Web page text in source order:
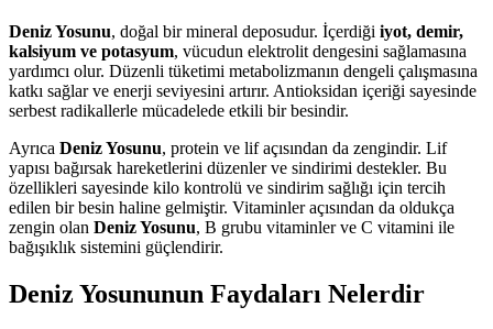
Deniz Yosunu, doğal bir mineral deposudur. İçerdiği iyot, demir,
kalsiyum ve potasyum, vücudun elektrolit dengesini sağlamasına
yardımcı olur. Düzenli tüketimi metabolizmanın dengeli çalışmasına
katkı sağlar ve enerji seviyesini artırır. Antioksidan içeriği sayesinde
serbest radikallerle mücadelede etkili bir besindir.
Ayrıca Deniz Yosunu, protein ve lif açısından da zengindir. Lif
yapısı bağırsak hareketlerini düzenler ve sindirimi destekler. Bu
özellikleri sayesinde kilo kontrolü ve sindirim sağlığı için tercih
edilen bir besin haline gelmiştir. Vitaminler açısından da oldukça
zengin olan Deniz Yosunu, B grubu vitaminler ve C vitamini ile
bağışıklık sistemini güçlendirir.
Deniz Yosununun Faydaları Nelerdir